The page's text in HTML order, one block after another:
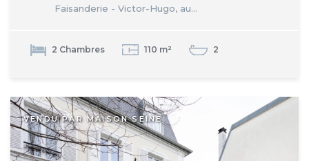
Faisanderie - Victor-Hugo, au...
2 Chambres 110 m² 2
VENDU PAR MAISON SEINE